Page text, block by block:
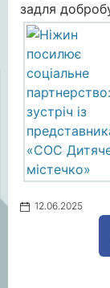
задля
12.06.2025